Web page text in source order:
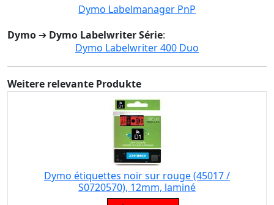
Dymo Labelmanager PnP
Dymo ➔ Dymo Labelwriter Série:
Dymo Labelwriter 400 Duo
Weitere relevante Produkte
Dymo étiquettes noir sur rouge (45017 /
S0720570), 12mm, laminé